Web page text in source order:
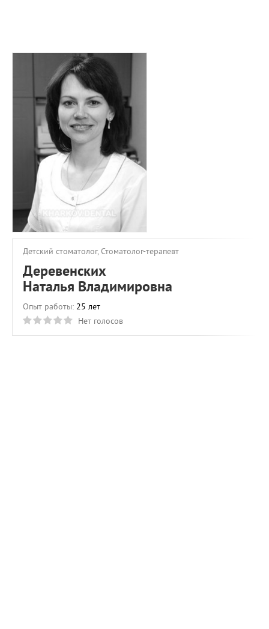
О ПРОЕКТЕ
ОБРАТНАЯ СВЯЗЬ
Детский стоматолог, Стоматолог-терапевт
Деревенских
Наталья Владимировна
Опыт работы: 25 лет
Нет голосов